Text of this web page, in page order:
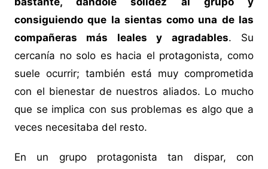
consiguiendo que la sientas como una de las
compañeras más leales y agradables. Su
cercanía no solo es hacia el protagonista, como
suele ocurrir; también está muy comprometida
con el bienestar de nuestros aliados. Lo mucho
que se implica con sus problemas es algo que a
veces necesitaba del resto.
En un grupo protagonista tan dispar, con